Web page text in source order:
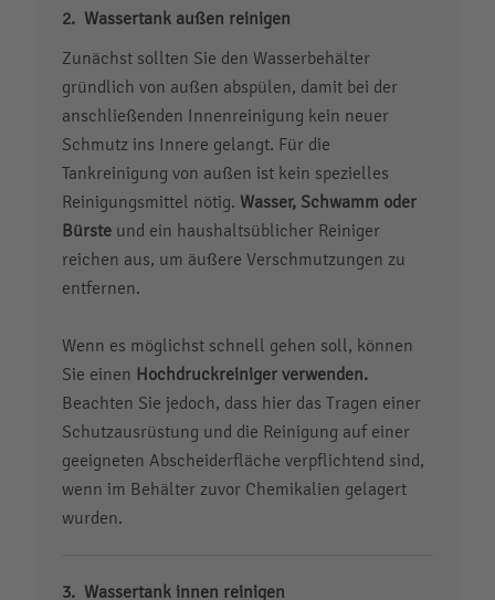
Wassertank außen reinigen
Zunächst sollten Sie den Wasserbehälter
gründlich von außen abspülen, damit bei der
anschließenden Innenreinigung kein neuer
Schmutz ins Innere gelangt. Für die
Tankreinigung von außen ist kein spezielles
Reinigungsmittel nötig. Wasser, Schwamm oder
Bürste und ein haushaltsüblicher Reiniger
reichen aus, um äußere Verschmutzungen zu
entfernen.
Wenn es möglichst schnell gehen soll, können
Sie einen Hochdruckreiniger verwenden.
Beachten Sie jedoch, dass hier das Tragen einer
Schutzausrüstung und die Reinigung auf einer
geeigneten Abscheiderfläche verpflichtend sind,
wenn im Behälter zuvor Chemikalien gelagert
wurden.
Wassertank innen reinigen